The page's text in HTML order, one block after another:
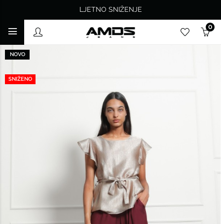
LJETNO SNIŽENJE
0
NOVO
SNIŽENO